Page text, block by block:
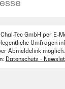
Tec GmbH per E-
Umfragen
Abmeldelink
Datenschutz -